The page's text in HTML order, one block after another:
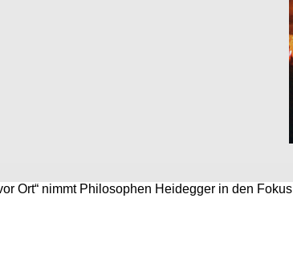
Ort“ nimmt Philosophen Heidegger in den Fokus